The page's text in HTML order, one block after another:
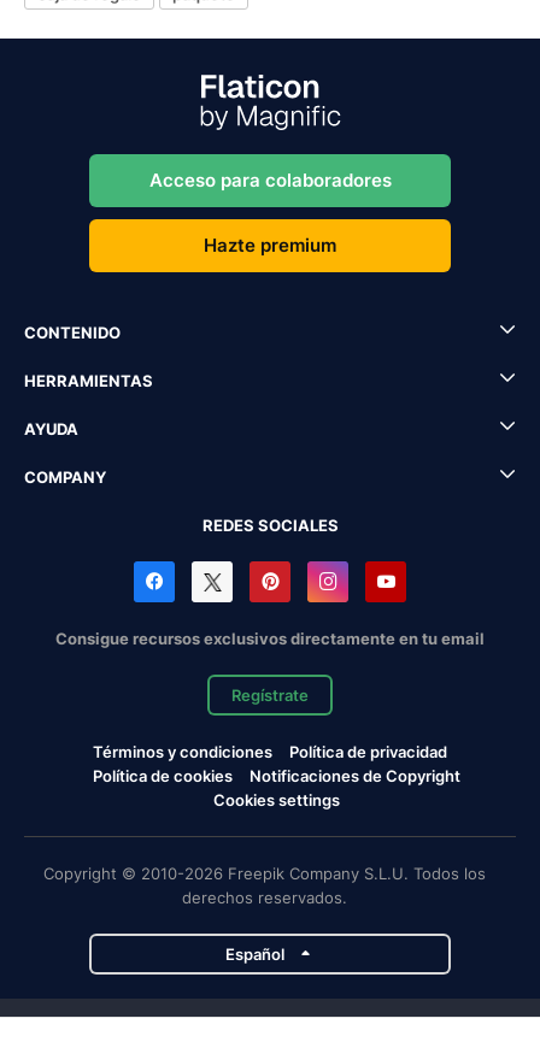
Acceso para colaboradores
Hazte premium
CONTENIDO
HERRAMIENTAS
AYUDA
COMPANY
REDES SOCIALES
Consigue recursos exclusivos directamente en tu email
Regístrate
Términos y condiciones
Política de privacidad
Política de cookies
Notificaciones de Copyright
Cookies settings
Copyright © 2010-2026 Freepik Company S.L.U. Todos los
derechos reservados.
Español